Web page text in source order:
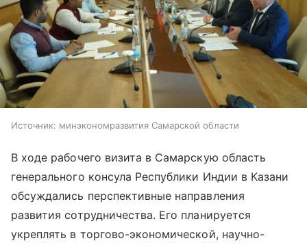
Источник: минэкономразвития Самарской области
В ходе рабочего визита в Самарскую область
генерального консула Республики Индии в Казани
обсуждались перспективные направления
развития сотрудничества. Его планируется
укреплять в торгово-экономической, научно-